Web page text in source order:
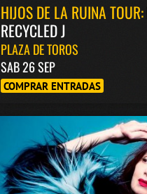
HIJOS DE LA RUINA TOUR:
RECYCLED J
PLAZA DE TOROS
SAB 26 SEP
COMPRAR ENTRADAS